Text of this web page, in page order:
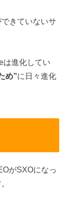
きていないサ
は進化してい
め”に日々進化
がSXOになっ